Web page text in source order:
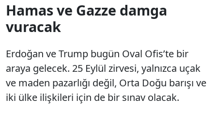
Hamas ve Gazze damga
vuracak
Erdoğan ve Trump bugün Oval Ofis’te bir
araya gelecek. 25 Eylül zirvesi, yalnızca uçak
ve maden pazarlığı değil, Orta Doğu barışı ve
iki ülke ilişkileri için de bir sınav olacak.